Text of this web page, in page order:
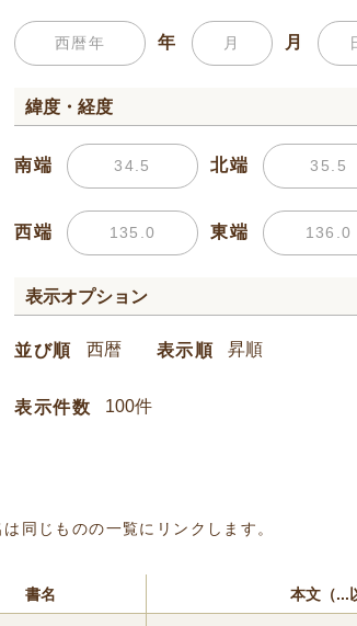
年 月
緯度・経度
南端 北端
西端 東端
表示オプション
並び順 表示順
表示件数
同じものの一覧にリンクします。
書名 本文（...